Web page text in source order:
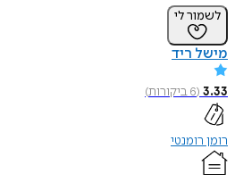
לשמור לי
מישל ריד
3.33
(
6ביקורות)
רומן רומנטי